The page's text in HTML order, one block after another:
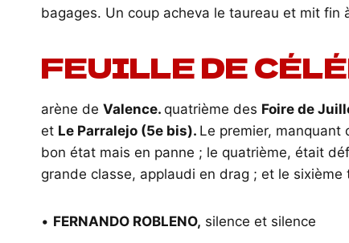
bagages. Un coup acheva le taureau et mit fin
FEUILLE DE
arène de Valence. quatrième des Foire de
et Le Parralejo (5e bis). Le premier, manquant
bon état mais en panne ; le quatrième, était
grande classe, applaudi en drag ; et le
• FERNANDO ROBLENO, silence et silence